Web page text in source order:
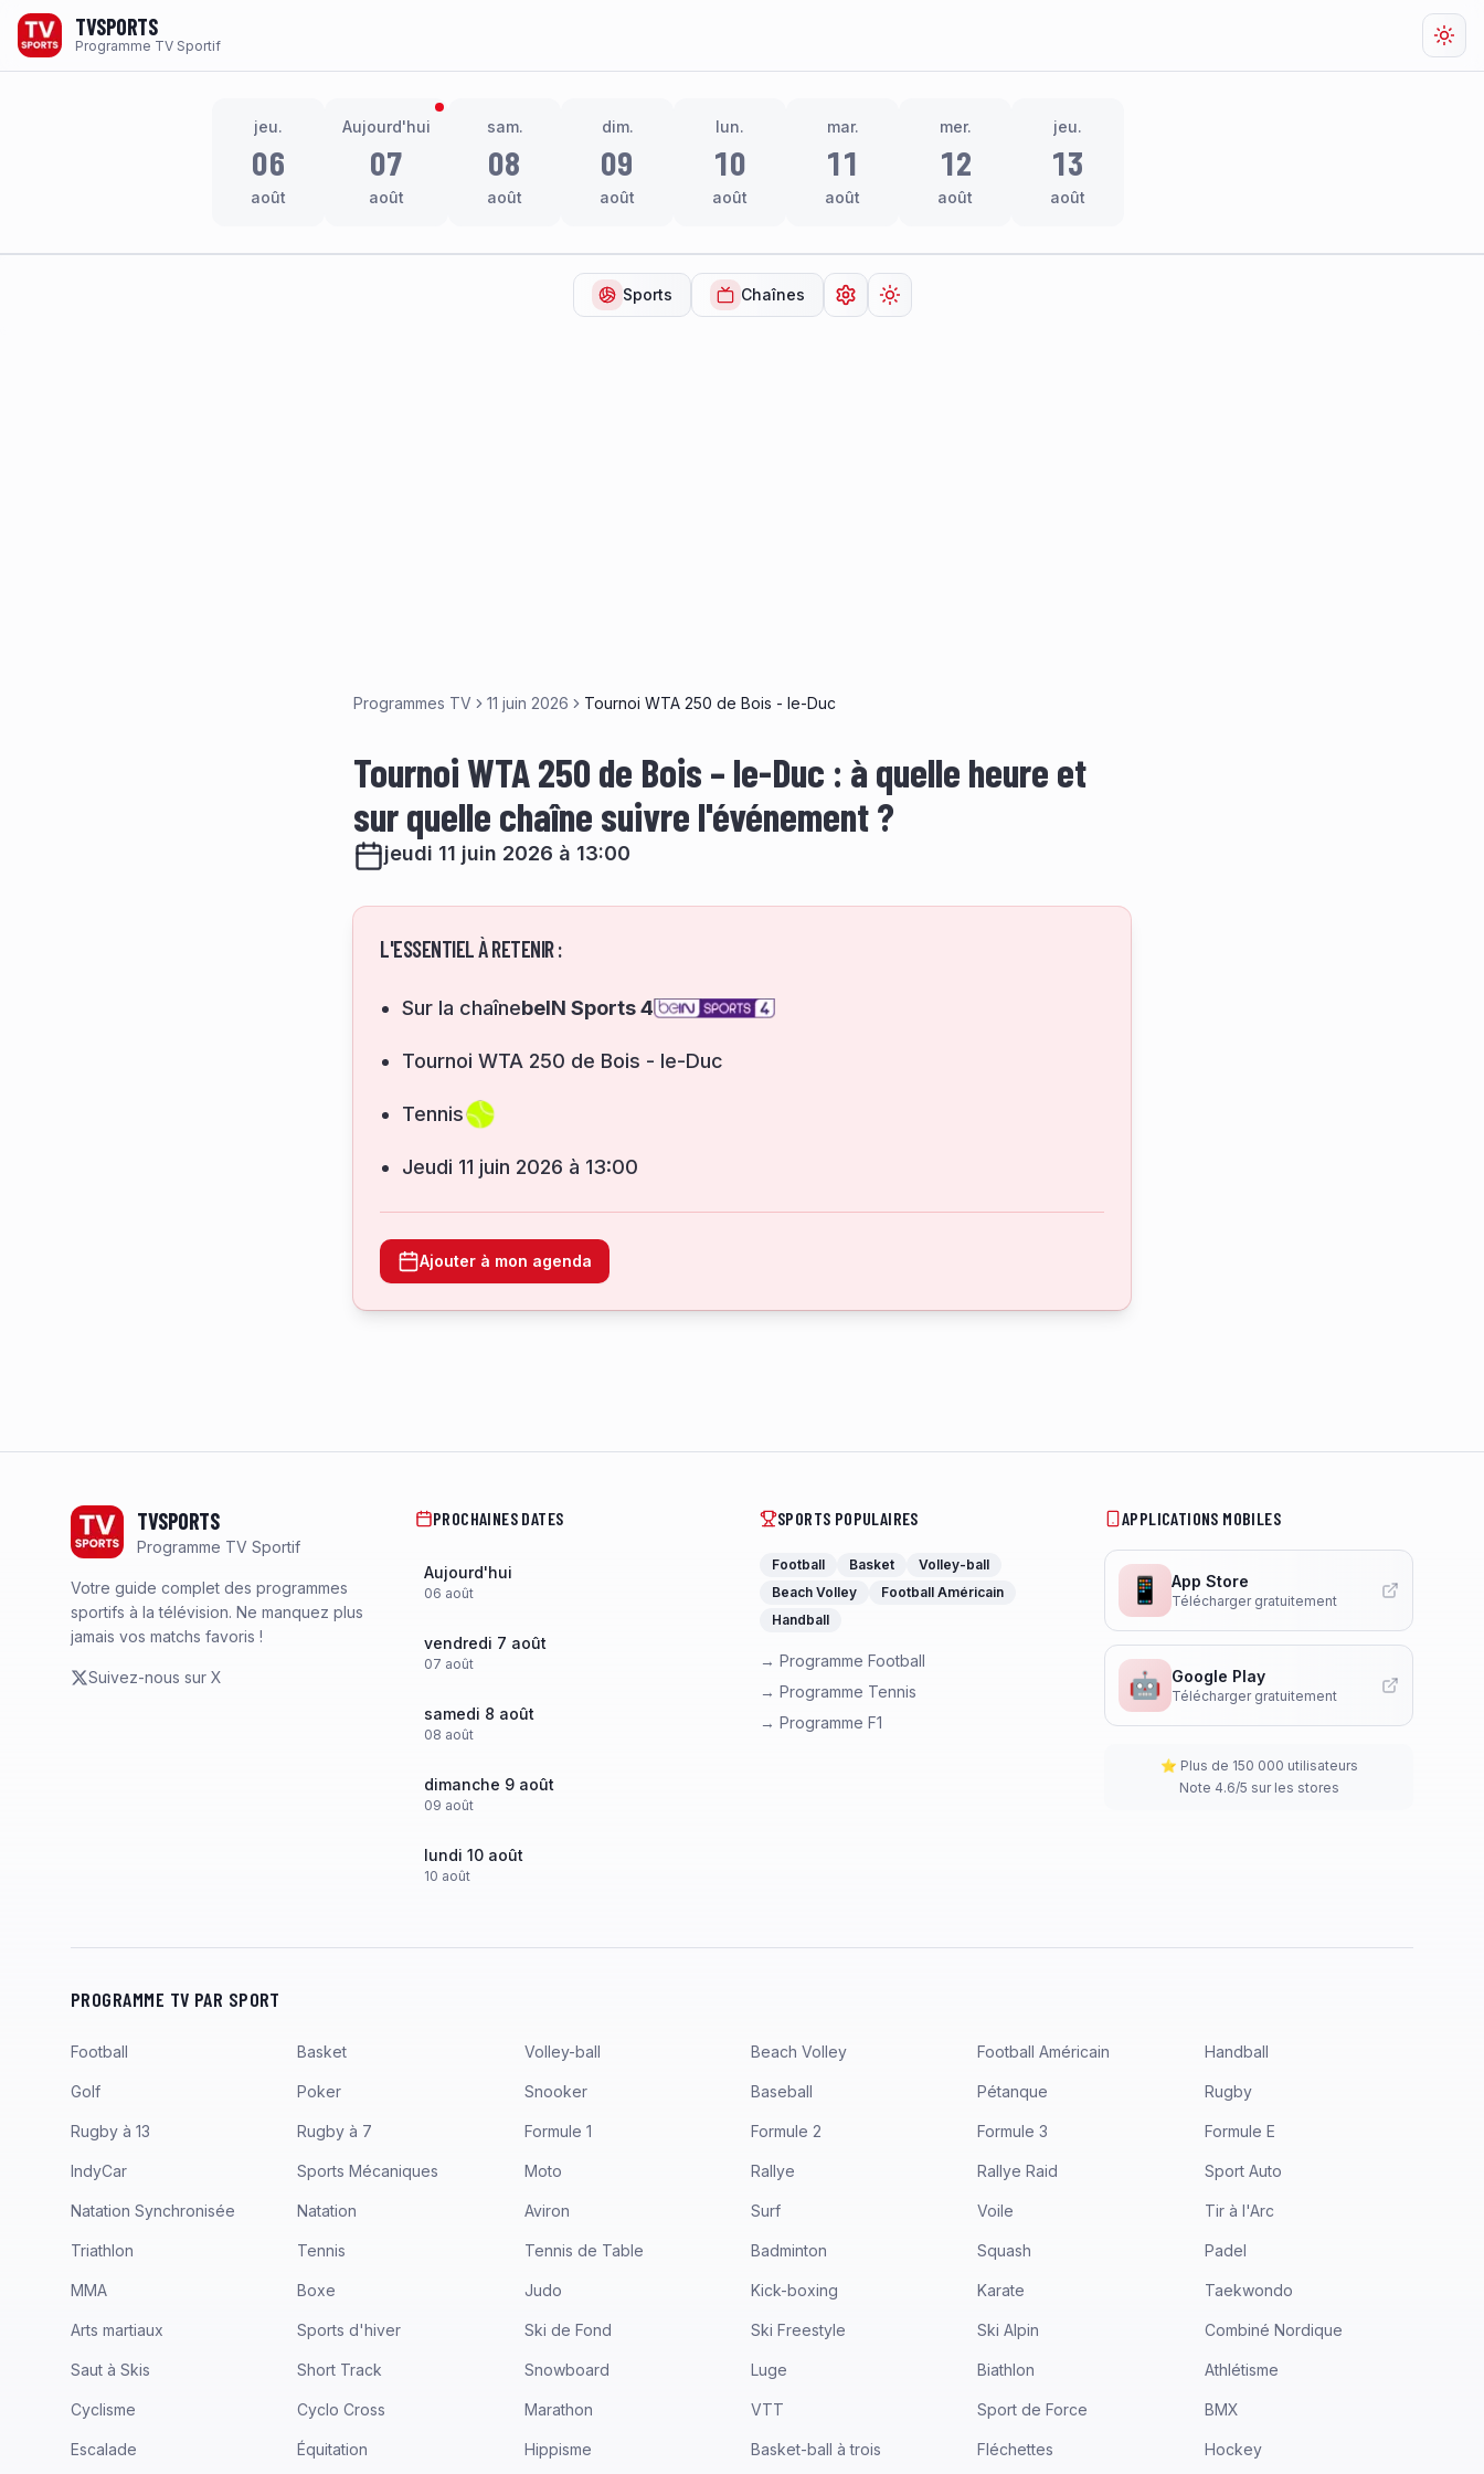
TVSPORTS
Programme TV Sportif
jeu.
06
août
Aujourd'hui
07
août
sam.
08
août
dim.
09
août
lun.
10
août
mar.
11
août
mer.
12
août
jeu.
13
août
Sports Chaînes Ouvrir les paramètres
Changer de thème
Programmes TV 11 juin 2026 Tournoi WTA 250 de Bois - le-Duc
Tournoi WTA 250 de Bois – le-Duc : à quelle heure et
sur quelle chaîne suivre l'événement ?
jeudi 11 juin 2026 à 13:00
L'ESSENTIEL À RETENIR :
Sur la chaînebeIN Sports 4
Tournoi WTA 250 de Bois - le-Duc
Tennis
jeudi 11 juin 2026 à 13:00
Ajouter à mon agenda
TVSPORTS
Programme TV Sportif
Votre guide complet des programmes
sportifs à la télévision. Ne manquez plus
jamais vos matchs favoris !
Suivez-nous sur X
PROCHAINES DATES
Aujourd'hui
06 août
vendredi 7 août
07 août
samedi 8 août
08 août
dimanche 9 août
09 août
lundi 10 août
10 août
SPORTS POPULAIRES
Football Basket
Volley-ball
Beach Volley
Football Américain
Handball
→ Programme Football
→ Programme Tennis
→ Programme F1
APPLICATIONS MOBILES
📱 App Store
Télécharger gratuitement
🤖 Google Play
Télécharger gratuitement
⭐ Plus de 150 000 utilisateurs
Note 4.6/5 sur les stores
PROGRAMME TV PAR SPORT
Football Basket Volley-ball Beach Volley Football Américain Handball
Golf Poker Snooker Baseball Pétanque Rugby
Rugby à 13 Rugby à 7 Formule 1 Formule 2 Formule 3 Formule E
IndyCar Sports Mécaniques Moto Rallye Rallye Raid Sport Auto
Natation Synchronisée Natation Aviron Surf Voile Tir à l'Arc
Triathlon Tennis Tennis de Table Badminton Squash Padel
MMA Boxe Judo Kick-boxing Karate Taekwondo
Arts martiaux Sports d'hiver Ski de Fond Ski Freestyle Ski Alpin Combiné Nordique
Saut à Skis Short Track Snowboard Luge Biathlon Athlétisme
Cyclisme Cyclo Cross Marathon VTT Sport de Force BMX
Escalade Équitation Hippisme Basket-ball à trois Fléchettes Hockey